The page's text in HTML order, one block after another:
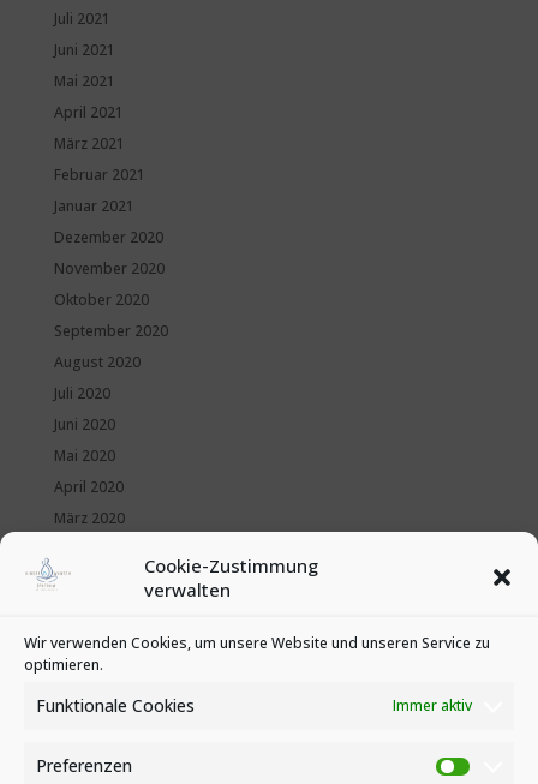
Cookie-Zustimmung
verwalten
Wir verwenden Cookies, um unsere Website und unseren Service zu
optimieren.
Funktionale Cookies Immer aktiv
Preferenzen
Juli 2021
Juni 2021
Mai 2021
April 2021
März 2021
Februar 2021
Januar 2021
Dezember 2020
November 2020
Oktober 2020
September 2020
August 2020
Juli 2020
Juni 2020
Mai 2020
April 2020
März 2020
Januar 2020
Kategorien
News
Veranstaltungen